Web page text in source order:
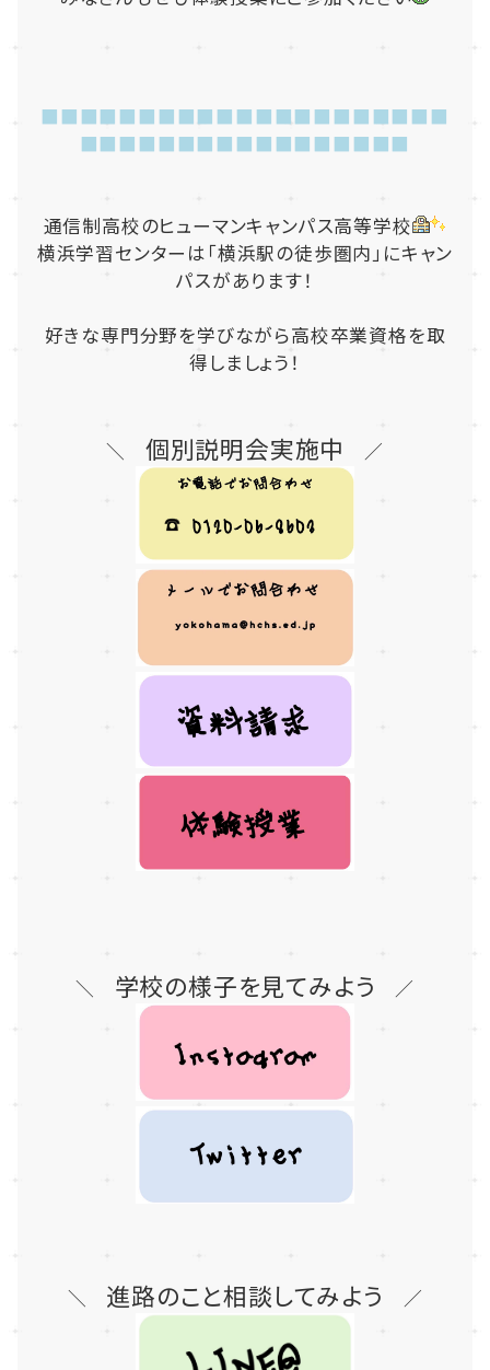
■■■■■■■■■■■■■■■■■■■■■
■■■■■■■■■■■■■■■■■
通信制高校のヒューマンキャンパス高等学校
横浜学習センターは「横浜駅の徒歩圏内」にキャン
パスがあります！
好きな専門分野を学びながら高校卒業資格を取
得しましょう！
＼ 個別説明会実施中 ／
＼ 学校の様子を見てみよう ／
＼ 進路のこと相談してみよう ／